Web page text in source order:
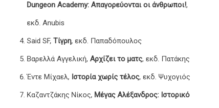
Dungeon Academy: Απαγορεύονται οι άνθρωποι!,
εκδ. Anubis
Said SF, Τίγρη, εκδ. Παπαδόπουλος
Βαρελλά Αγγελική, Αρχίζει το ματς, εκδ. Πατάκης
Έντε Μίχαελ, Ιστορία χωρίς τέλος, εκδ. Ψυχογιός
Καζαντζάκης Νίκος, Μέγας Αλέξανδρος: Ιστορικό